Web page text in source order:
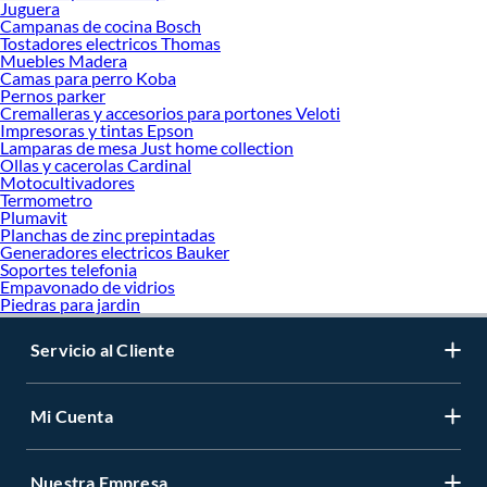
Juguera
Campanas de cocina Bosch
Tostadores electricos Thomas
Muebles Madera
Camas para perro Koba
Pernos parker
Cremalleras y accesorios para portones Veloti
Impresoras y tintas Epson
Lamparas de mesa Just home collection
Ollas y cacerolas Cardinal
Motocultivadores
Termometro
Plumavit
Planchas de zinc prepintadas
Generadores electricos Bauker
Soportes telefonia
Empavonado de vidrios
Piedras para jardin
Servicio al Cliente
Mi Cuenta
Nuestra Empresa